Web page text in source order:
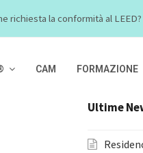
richiesta la conformità al
CAM FORMAZIONE
Ultime